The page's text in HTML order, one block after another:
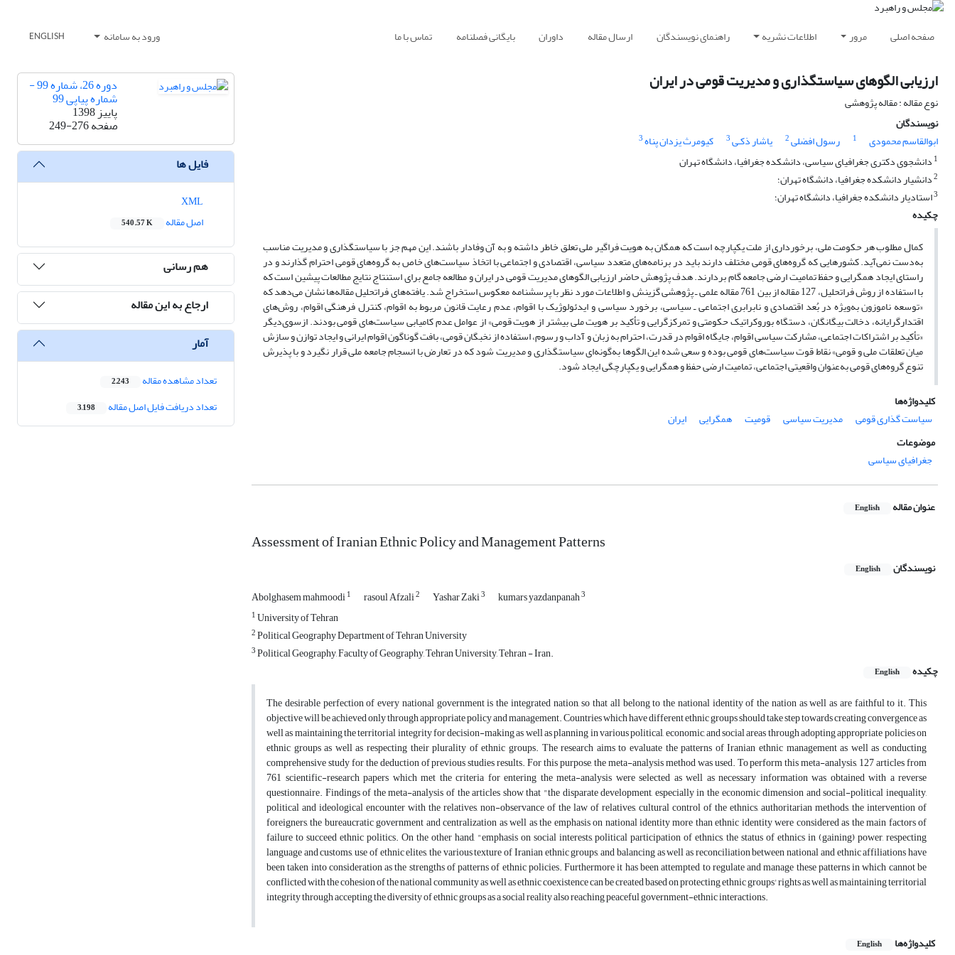
صفحه اصلی مرور اطلاعات نشریه راهنمای نویسندگان ارسال مقاله داوران بایگانی فصلنامه تماس با ما ورود به سامانه ENGLISH
ارزیابی الگوهای سیاستگذاری و مدیریت قومی در ایران
نوع مقاله : مقاله پژوهشی
نویسندگان
ابوالقاسم محمودی
1 رسول افضلی2 یاشار ذکـی3 کیومرث یزدان پناه3
1 دانشجوی دکتری جغرافیای سیاسی، دانشکده جغرافیا، دانشگاه تهران
2دانشیار دانشکده جغرافیا، دانشگاه تهران؛
3استادیار دانشکده جغرافیا، دانشگاه تهران؛
چکیده
کمال مطلوب هر حکومت ملی، برخورداری از ملت یکپارچه است که همگان به هویت فراگیر ملی تعلق خاطر داشته و به آن وفادار باشند. این مهم جز با سیاستگذاری و مدیریت مناسب
به‌دست نمی‌آید. کشورهایی که گروه‌های قومی مختلف دارند باید در برنامه‌های متعدد سیاسی، اقتصادی و اجتماعی با اتخاذ سیاست‌های خاص به گروه‌های قومی احترام گذارند و در
راستای ایجاد همگرایی و حفظ تمامیت ارضی جامعه گام بردارند. هدف پژوهش حاضر ارزیابی الگوهای مدیریت قومی در ایران و مطالعه جامع برای استنتاج نتایج مطالعات پیشین است که
با استفاده از روش فراتحلیل‌، 127 مقاله از بین 761 مقاله علمی ـ پژوهشی گزینش و اطلاعات مورد نظر با پرسشنامه معکوس استخراج شد. یافته‌های فراتحلیل مقاله‌ها نشان می‌دهد که
«توسعه ناموزون به‌ویژه در بُعد اقتصادی و نابرابری اجتماعی ـ سیاسی، برخورد سیاسی و ایدئولوژیک با اقوام، عدم رعایت قانون مربوط به اقوام، کنترل فرهنگی اقوام، روش‌های
اقتدارگرایانه، دخالت بیگانگان، دستگاه بوروکراتیک حکومتی و تمرکزگرایی و تأکید بر هویت ملی بیشتر از هویت قومی» از عوامل عدم کامیابی سیاست‌های قومی بودند. از‌سوی‌دیگر
«تأکید بر اشتراکات اجتماعی، مشارکت سیاسی اقوام، جایگاه اقوام در قدرت، احترام به زبان و آداب و رسوم، استفاده از نخبگان قومی، بافت گوناگون اقوام ایرانی و ایجاد توازن و سازش
میان تعلقات ملی و قومی» نقاط قوت سیاست‌های قومی بوده و سعی شده این الگوها به‌گونه‌ای سیاستگذاری و مدیریت شود که در تعارض با انسجام جامعه ملی قرار نگیرد و با پذیرش
تنوع گروه‌های قومی به‌عنوان واقعیتی اجتماعی، تمامیت ارضی حفظ و همگرایی و یکپارچگی ایجاد شود.
کلیدواژه‌ها
سیاست گذاری قومی
مدیریت سیاسی قومیت همگرایی
ایران
موضوعات
جغرافیای سیاسی
عنوان مقاله English
Assessment of Iranian Ethnic Policy and Management Patterns
نویسندگان English
Abolghasem mahmoodi1 rasoul Afzali2 Yashar Zaki3 kumars yazdanpanah3
1University of Tehran
2Political Geography Department of Tehran University
3Political Geography, Faculty of Geography, Tehran University, Tehran - Iran.
چکیده
English
The desirable perfection of every national government is the integrated nation, so that all belong to the national identity of the nation as well as are faithful to it. This
objective will be achieved only through appropriate policy and management. Countries which have different ethnic groups should take step towards creating convergence as
well as maintaining the territorial integrity for decision-making as well as planning in various political, economic, and social areas through adopting appropriate policies on
ethnic groups as well as respecting their plurality of ethnic groups. The research aims to evaluate the patterns of Iranian ethnic management as well as conducting
comprehensive study for the deduction of previous studies results. For this purpose, the meta-analysis method was used. To perform this meta-analysis, 127 articles from
761 scientific-research papers which met the criteria for entering the meta-analysis were selected as well as necessary information was obtained with a reverse
questionnaire. Findings of the meta-analysis of the articles show that "the disparate development, especially in the economic dimension and social-political inequality,
political and ideological encounter with the relatives, non-observance of the law of relatives, cultural control of the ethnics, authoritarian methods, the intervention of
foreigners, the bureaucratic government and centralization as well as the emphasis on national identity more than ethnic identity were considered as the main factors of
failure to succeed ethnic politics. On the other hand, "emphasis on social interests, political participation of ethnics, the status of ethnics in (gaining) power, respecting
language and customs, use of ethnic elites, the various texture of Iranian ethnic groups, and balancing as well as reconciliation between national and ethnic affiliations have
been taken into consideration as the strengths of patterns of ethnic policies. Furthermore it has been attempted to regulate and manage these patterns in which cannot be
conflicted with the cohesion of the national community as well as ethnic coexistence can be created based on protecting ethnic groups' rights as well as maintaining territorial
integrity through accepting the diversity of ethnic groups as a social reality also reaching peaceful government-ethnic interactions.
کلیدواژه‌ها English
دوره 26، شماره 99 -
شماره پیاپی 99
پاییز 1398
صفحه249-276
فایل ها
اصل مقاله
540.57 K
هم رسانی
ارجاع به این مقاله
آمار
تعداد مشاهده مقاله 2,243
تعداد دریافت فایل اصل مقاله 3,198